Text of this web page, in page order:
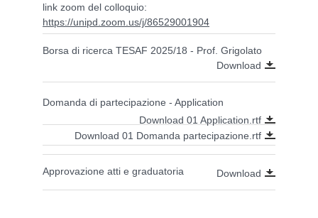
link zoom del colloquio:
https://unipd.zoom.us/j/86529001904
Borsa di ricerca TESAF 2025/18 - Prof. Grigolato
Download
Domanda di partecipazione - Application
Download 01 Application.rtf
Download 01 Domanda partecipazione.rtf
Approvazione atti e graduatoria Download